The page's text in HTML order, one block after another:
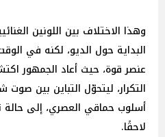
وهذا الاختلاف بين اللونين
البداية حول الديو، لكنه في
عنصر قوة، حيث أعاد الجمهور
التكرار، ليتحوّل التباين بين
أسلوب حماقي العصري، إلى
لاحقًا.